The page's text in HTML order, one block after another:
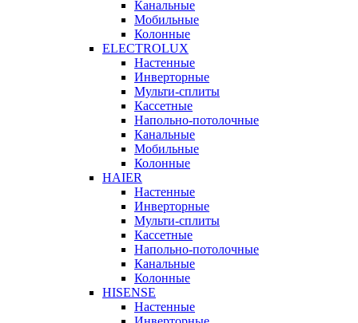
Канальные
Мобильные
Колонные
ELECTROLUX
Настенные
Инверторные
Мульти-сплиты
Кассетные
Напольно-потолочные
Канальные
Мобильные
Колонные
HAIER
Настенные
Инверторные
Мульти-сплиты
Кассетные
Напольно-потолочные
Канальные
Колонные
HISENSE
Настенные